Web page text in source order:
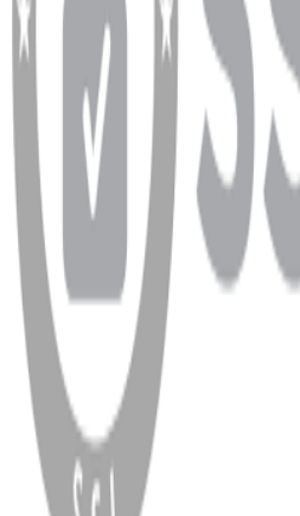
WhatsApp Facebook
Copyright
2026 Dükkan Hifi